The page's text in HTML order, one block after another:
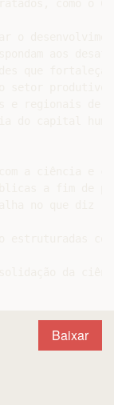
Baixar